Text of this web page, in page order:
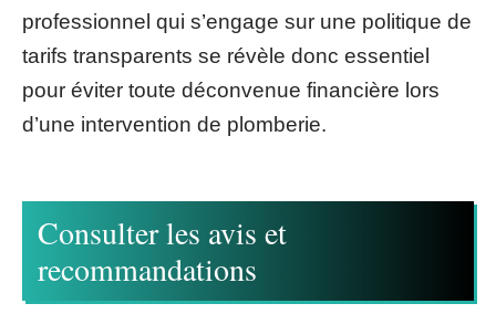
professionnel qui s’engage sur une politique de
tarifs transparents se révèle donc essentiel
pour éviter toute déconvenue financière lors
d’une intervention de plomberie.
Consulter les avis et
recommandations